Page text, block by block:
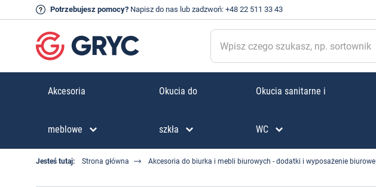
Potrzebujesz pomocy? Napisz do nas lub zadzwoń: +48 22 511 33 43
Akcesoria
meblowe
Okucia do
szkła
Okucia sanitarne i
WC
Jesteś tutaj: Strona główna Akcesoria do biurka i mebli biurowych - dodatki i wyposażenie biurowe